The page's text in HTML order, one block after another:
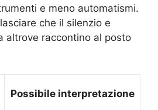
e meno automatismi.
che il silenzio e
altrove raccontino al posto
Possibile interpretazione